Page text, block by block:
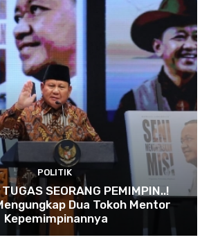
POLITIK
SEORANG PEMIMPIN..!
Dua Tokoh Mentor
Kepemimpinannya